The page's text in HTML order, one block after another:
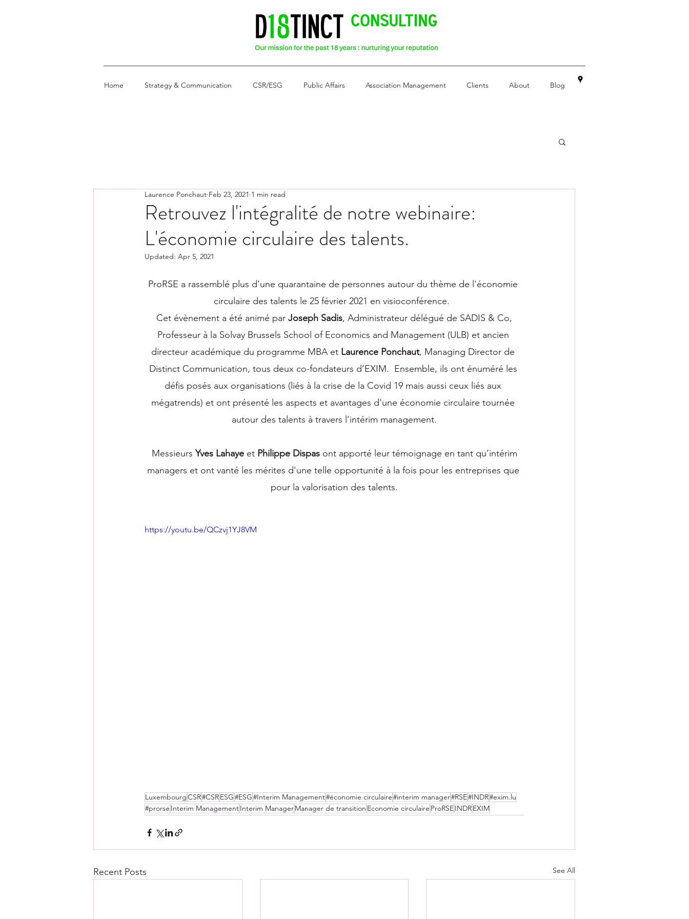
Home Strategy & Communication CSR/ESG Public Affairs Association Management Clients About Blog
Retrouvez l'intégralité de notre webinaire:
L'économie circulaire des talents.
Laurence Ponchaut Feb 23, 2021 1 min read
Updated: Apr 5, 2021
ProRSE a rassemblé plus d'une quarantaine de personnes autour du thème de l'économie
circulaire des talents le 25 février 2021 en visioconférence.
Cet évènement a été animé par Joseph Sadis, Administrateur délégué de SADIS & Co,
Professeur à la Solvay Brussels School of Economics and Management (ULB) et ancien
directeur académique du programme MBA et Laurence Ponchaut, Managing Director de
Distinct Communication, tous deux co-fondateurs d’EXIM.  Ensemble, ils ont énuméré les
défis posés aux organisations (liés à la crise de la Covid 19 mais aussi ceux liés aux
mégatrends) et ont présenté les aspects et avantages d'une économie circulaire tournée
autour des talents à travers l’intérim management.
Messieurs Yves Lahaye et Philippe Dispas ont apporté leur témoignage en tant qu’intérim
managers et ont vanté les mérites d'une telle opportunité à la fois pour les entreprises que
pour la valorisation des talents.
https://youtu.be/QCzvj1YJ8VM
LuxembourgCSR#CSRESG#ESG#Interim Management#économie circulaire#interim manager#RSE#INDR#exim.lu
#prorse Interim ManagementInterim ManagerManager de transition Economie circulaire ProRSEINDREXIM
Recent Posts See All